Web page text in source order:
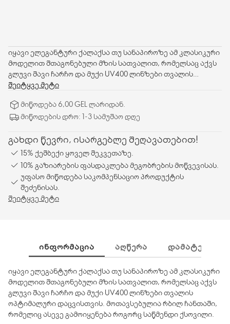
იყავი ელეგანტური ქალაქსა თუ სანაპიროზე ამ კლასიკური
მოდელით შთაგონებული მზის სათვალით, რომელსაც აქვს
გლუვი შავი ჩარჩო და მუქი UV400 ლინზები თვალის
ოპტიმალური დაცვისთვის. მოთავსებულია რბილ ჩანთაში,
შეიტყვე მეტი
მიწოდება 6,00 GEL ლარიდან.
მიწოდების დრო: 1-3 სამუშაო დღე
გახდი წევრი, ისარგებლე შეღავათებით!
15% ქეშბექი ყოველ შეკვეთაზე.
10% გაზიარების ფასდაკლება მეგობრების მოწვევისას.
უფასო მიწოდება საკომპენსაციო პროდუქტის
შეძენისას.
შეიტყვე მეტი
ᲘᲜᲤᲝᲠᲛᲐᲪᲘᲐ ᲐᲦᲬᲔᲠᲐ ᲓᲐᲛᲐᲢᲔᲑᲘᲗᲘ
იყავი ელეგანტური ქალაქსა თუ სანაპიროზე ამ კლასიკური
მოდელით შთაგონებული მზის სათვალით, რომელსაც აქვს
გლუვი შავი ჩარჩო და მუქი UV400 ლინზები თვალის
ოპტიმალური დაცვისთვის. მოთავსებულია რბილ ჩანთაში,
რომელიც ასევე გამოიყენება როგორც საწმენდი ქსოვილი.